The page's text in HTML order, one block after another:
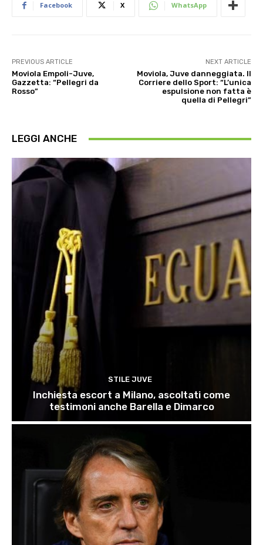
Facebook X WhatsApp
PREVIOUS ARTICLE
Moviola Empoli-Juve,
Gazzetta: “Pellegri da
Rosso”
NEXT ARTICLE
Moviola, Juve danneggiata. Il
Corriere dello Sport: “L’unica
espulsione non fatta è
quella di Pellegri”
LEGGI ANCHE
STILE JUVE
Inchiesta escort a Milano, ascoltati come
testimoni anche Barella e Dimarco